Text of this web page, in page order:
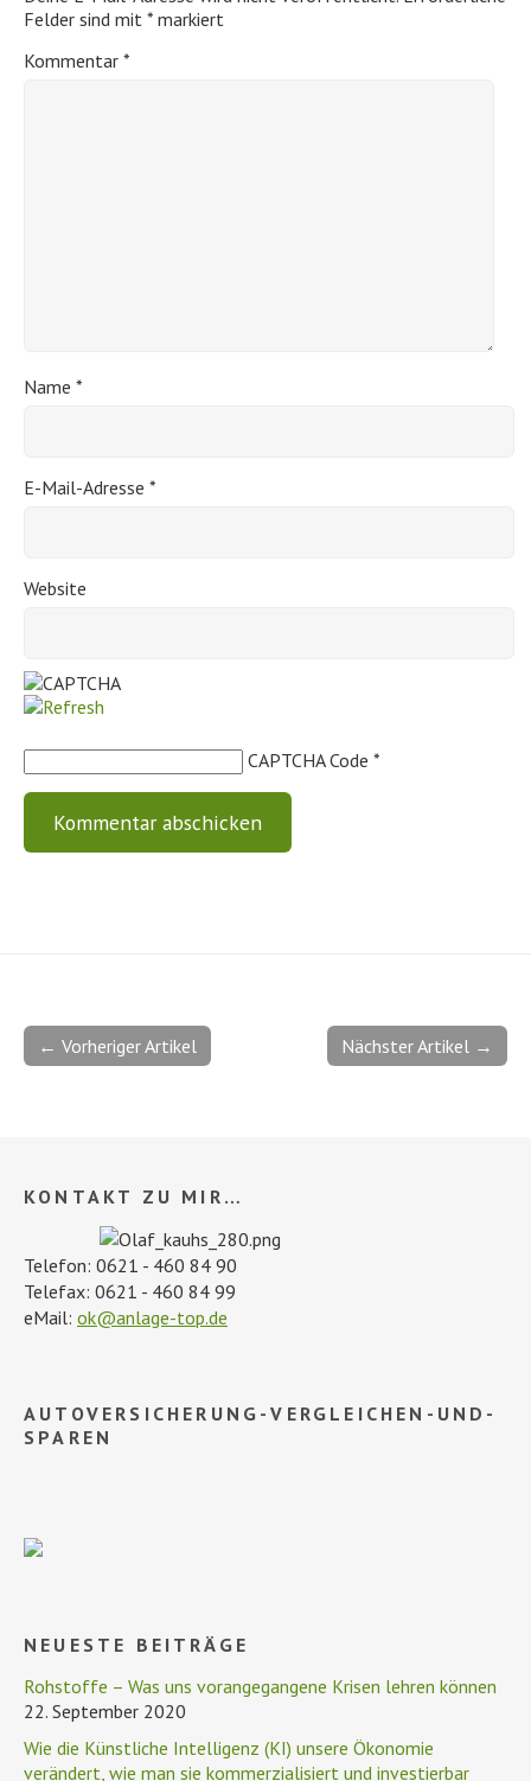
Felder sind mit * markiert
Kommentar *
Name *
E-Mail-Adresse *
Website
CAPTCHA Code *
Nächster Artikel →
← Vorheriger Artikel
KONTAKT ZU MIR…
Telefon: 0621 - 460 84 90
Telefax: 0621 - 460 84 99
eMail: ok@anlage-top.de
AUTOVERSICHERUNG-VERGLEICHEN-UND-
SPAREN
NEUESTE BEITRÄGE
Rohstoffe – Was uns vorangegangene Krisen lehren können
22. September 2020
Wie die Künstliche Intelligenz (KI) unsere Ökonomie
verändert, wie man sie kommerzialisiert und investierbar